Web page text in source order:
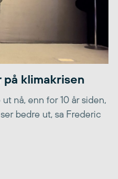
klimakrisen
nå, enn for 10 år siden,
bedre ut, sa Frederic